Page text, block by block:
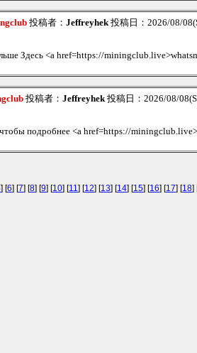
投稿者： Jeffreyhek投稿日：2026/08/
Здесь <a href=https://
投稿者： Jeffreyhek投稿日：2026/08/
подробнее <a href=https://
] [6] [7] [8] [9] [10] [11] [12] [13] [14] [15] [16] [17] [18]